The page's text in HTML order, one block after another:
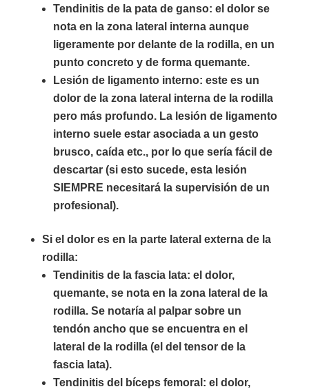
Tendinitis de la pata de ganso: el dolor se
nota en la zona lateral interna aunque
ligeramente por delante de la rodilla, en un
punto concreto y de forma quemante.
Lesión de ligamento interno: este es un
dolor de la zona lateral interna de la rodilla
pero más profundo. La lesión de ligamento
interno suele estar asociada a un gesto
brusco, caída etc., por lo que sería fácil de
descartar (si esto sucede, esta lesión
SIEMPRE necesitará la supervisión de un
profesional).
Si el dolor es en la parte lateral externa de la
rodilla:
Tendinitis de la fascia lata: el dolor,
quemante, se nota en la zona lateral de la
rodilla. Se notaría al palpar sobre un
tendón ancho que se encuentra en el
lateral de la rodilla (el del tensor de la
fascia lata).
Tendinitis del bíceps femoral: el dolor,